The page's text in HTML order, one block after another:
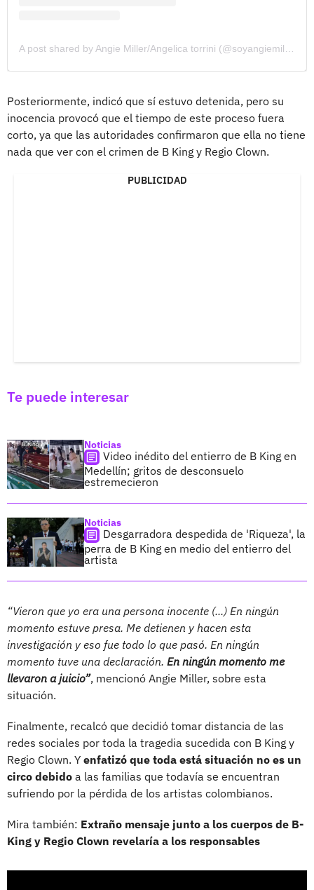
A post shared by Angie Miller/Angelica torrini (@soyangiemilleroficial_)
Posteriormente, indicó que sí estuvo detenida, pero su
inocencia provocó que el tiempo de este proceso fuera
corto, ya que las autoridades confirmaron que ella no tiene
nada que ver con el crimen de B King y Regio Clown.
PUBLICIDAD
Te puede interesar
Noticias
Video inédito del entierro de B King en
Medellín; gritos de desconsuelo
estremecieron
Noticias
Desgarradora despedida de 'Riqueza', la
perra de B King en medio del entierro del
artista
“Vieron que yo era una persona inocente (...) En ningún
momento estuve presa. Me detienen y hacen esta
investigación y eso fue todo lo que pasó. En ningún
momento tuve una declaración. En ningún momento me
llevaron a juicio”, mencionó Angie Miller, sobre esta
situación.
Finalmente, recalcó que decidió tomar distancia de las
redes sociales por toda la tragedia sucedida con B King y
Regio Clown. Y enfatizó que toda está situación no es un
circo debido a las familias que todavía se encuentran
sufriendo por la pérdida de los artistas colombianos.
Mira también: Extraño mensaje junto a los cuerpos de B-
King y Regio Clown revelaría a los responsables